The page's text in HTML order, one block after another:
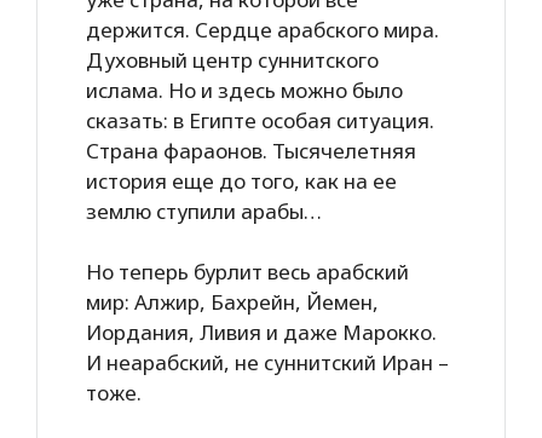
держится. Сердце арабского мира.
Духовный центр суннитского
ислама. Но и здесь можно было
сказать: в Египте особая ситуация.
Страна фараонов. Тысячелетняя
история еще до того, как на ее
землю ступили арабы…
Но теперь бурлит весь арабский
мир: Алжир, Бахрейн, Йемен,
Иордания, Ливия и даже Марокко.
И неарабский, не суннитский Иран –
тоже.